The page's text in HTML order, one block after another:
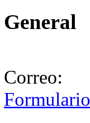
General
Correo: